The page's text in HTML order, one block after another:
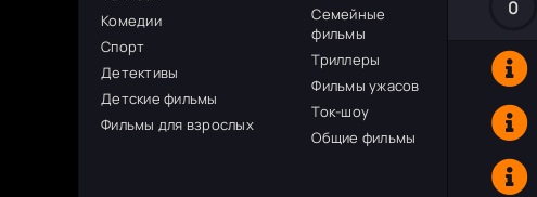
Комедии
Спорт
Детективы
Детские фильмы
Фильмы для взрослых
Семейные
фильмы
Триллеры
Фильмы ужасов
Ток-шоу
Общие фильмы
0